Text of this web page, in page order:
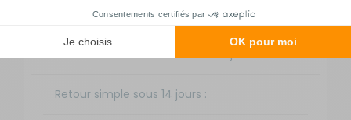
TNT Express
9 €
1 à 2 jours ouvrés
Retour simple sous 14 jours :